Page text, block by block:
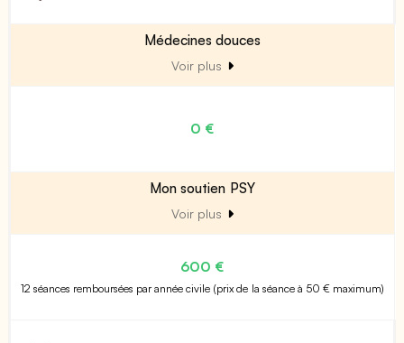
Médecines douces
Voir plus
0 €
Mon soutien PSY
Voir plus
600 €
12 séances remboursées par année civile (prix de la séance à 50 € maximum)